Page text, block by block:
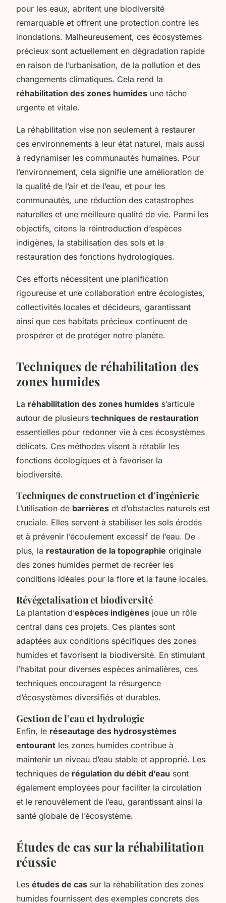
pour les eaux, abritent une biodiversité
remarquable et offrent une protection contre les
inondations. Malheureusement, ces écosystèmes
précieux sont actuellement en dégradation rapide
en raison de l’urbanisation, de la pollution et des
changements climatiques. Cela rend la
réhabilitation des zones humides une tâche
urgente et vitale.
La réhabilitation vise non seulement à restaurer
ces environnements à leur état naturel, mais aussi
à redynamiser les communautés humaines. Pour
l’environnement, cela signifie une amélioration de
la qualité de l’air et de l’eau, et pour les
communautés, une réduction des catastrophes
naturelles et une meilleure qualité de vie. Parmi les
objectifs, citons la réintroduction d’espèces
indigènes, la stabilisation des sols et la
restauration des fonctions hydrologiques.
Ces efforts nécessitent une planification
rigoureuse et une collaboration entre écologistes,
collectivités locales et décideurs, garantissant
ainsi que ces habitats précieux continuent de
prospérer et de protéger notre planète.
Techniques de réhabilitation des
zones humides
La réhabilitation des zones humides s’articule
autour de plusieurs techniques de restauration
essentielles pour redonner vie à ces écosystèmes
délicats. Ces méthodes visent à rétablir les
fonctions écologiques et à favoriser la
biodiversité.
Techniques de construction et d’ingénierie
L’utilisation de barrières et d’obstacles naturels est
cruciale. Elles servent à stabiliser les sols érodés
et à prévenir l’écoulement excessif de l’eau. De
plus, la restauration de la topographie originale
des zones humides permet de recréer les
conditions idéales pour la flore et la faune locales.
Révégetalisation et biodiversité
La plantation d’espèces indigènes joue un rôle
central dans ces projets. Ces plantes sont
adaptées aux conditions spécifiques des zones
humides et favorisent la biodiversité. En stimulant
l’habitat pour diverses espèces animalières, ces
techniques encouragent la résurgence
d’écosystèmes diversifiés et durables.
Gestion de l’eau et hydrologie
Enfin, le réseautage des hydrosystèmes
entourant les zones humides contribue à
maintenir un niveau d’eau stable et approprié. Les
techniques de régulation du débit d’eau sont
également employées pour faciliter la circulation
et le renouvèlement de l’eau, garantissant ainsi la
santé globale de l’écosystème.
Études de cas sur la réhabilitation
réussie
Les études de cas sur la réhabilitation des zones
humides fournissent des exemples concrets des